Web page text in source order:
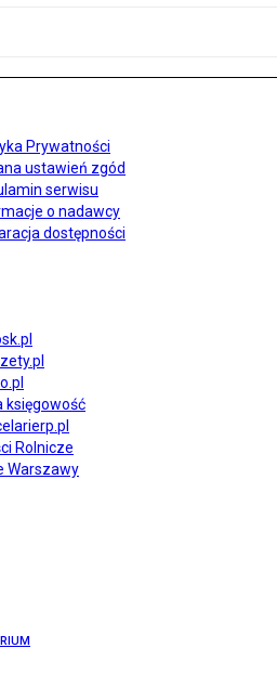
Prywatności
ustawień zgód
serwisu
o nadawcy
dostępności
księgowość
Rolnicze
Warszawy